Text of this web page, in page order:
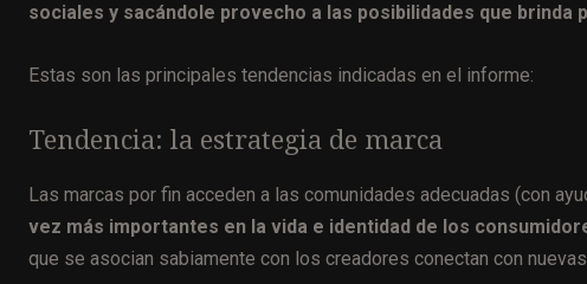
sociales y sacándole provecho a las posibilidades que brinda
Estas son las principales tendencias indicadas en el informe:
Tendencia: la estrategia de marca
Las marcas por fin acceden a las comunidades adecuadas (con
vez más importantes en la vida e identidad de los
que se asocian sabiamente con los creadores conectan con